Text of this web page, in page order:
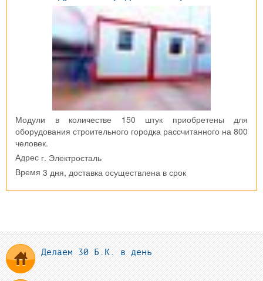
Модули в количестве 150 штук приобретены для
оборудования строительного городка рассчитанного на 800
человек.
Адрес г. Электросталь
Время 3 дня, доставка осуществлена в срок
Делаем 30 Б.К. в день